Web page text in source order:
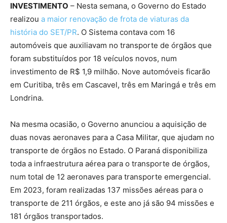
INVESTIMENTO – Nesta semana, o Governo do Estado
realizou a maior renovação de frota de viaturas da
história do SET/PR. O Sistema contava com 16
automóveis que auxiliavam no transporte de órgãos que
foram substituídos por 18 veículos novos, num
investimento de R$ 1,9 milhão. Nove automóveis ficarão
em Curitiba, três em Cascavel, três em Maringá e três em
Londrina.
Na mesma ocasião, o Governo anunciou a aquisição de
duas novas aeronaves para a Casa Militar, que ajudam no
transporte de órgãos no Estado. O Paraná disponibiliza
toda a infraestrutura aérea para o transporte de órgãos,
num total de 12 aeronaves para transporte emergencial.
Em 2023, foram realizadas 137 missões aéreas para o
transporte de 211 órgãos, e este ano já são 94 missões e
181 órgãos transportados.